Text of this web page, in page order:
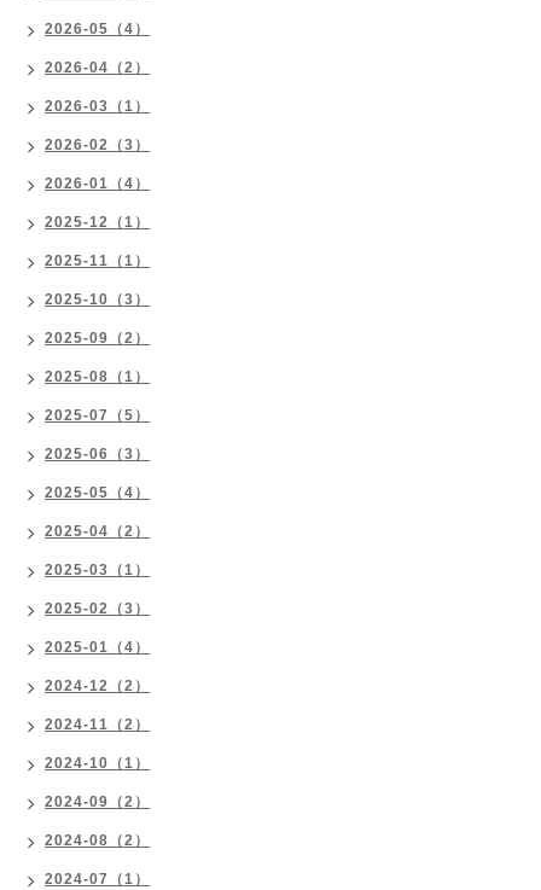
2026-05（4）
2026-04（2）
2026-03（1）
2026-02（3）
2026-01（4）
2025-12（1）
2025-11（1）
2025-10（3）
2025-09（2）
2025-08（1）
2025-07（5）
2025-06（3）
2025-05（4）
2025-04（2）
2025-03（1）
2025-02（3）
2025-01（4）
2024-12（2）
2024-11（2）
2024-10（1）
2024-09（2）
2024-08（2）
2024-07（1）